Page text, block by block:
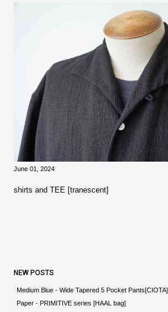
June 01, 2024
shirts and TEE [tranescent]
NEW POSTS
Medium Blue - Wide Tapered 5 Pocket Pants[CIOTA]
Paper - PRIMITIVE series [HAAL bag]